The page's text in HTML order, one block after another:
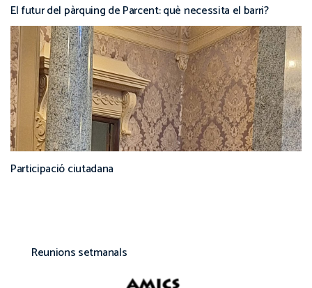
El futur del pàrquing de Parcent: què necessita el barri?
Participació ciutadana
Reunions setmanals